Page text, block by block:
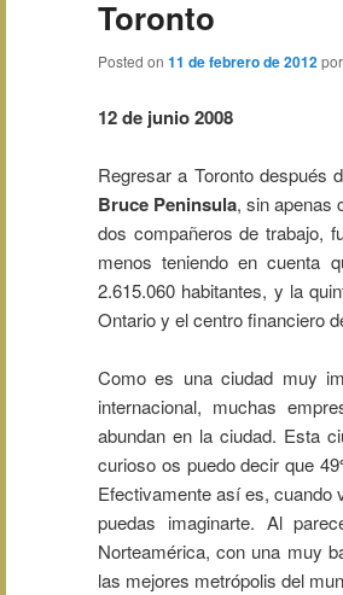
Toronto
Posted on 11 de febrero de 2012por
12 de junio 2008
Regresar a Toronto después
Bruce Peninsula, sin apenas
dos compañeros de trabajo,
menos teniendo en cuenta
2.615.060 habitantes, y la
Ontario y el centro financiero
Como es una ciudad muy
internacional, muchas
abundan en la ciudad. Esta
curioso os puedo decir que
Efectivamente así es, cuando
puedas imaginarte. Al
Norteamérica, con una muy
las mejores metrópolis del